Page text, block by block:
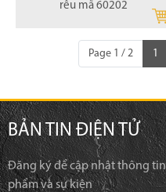
rêu mã 60202
Page 1 / 2 1
BẢN TIN ĐIỆN TỬ
Đăng ký để cập nhật thông
phẩm và sự kiện